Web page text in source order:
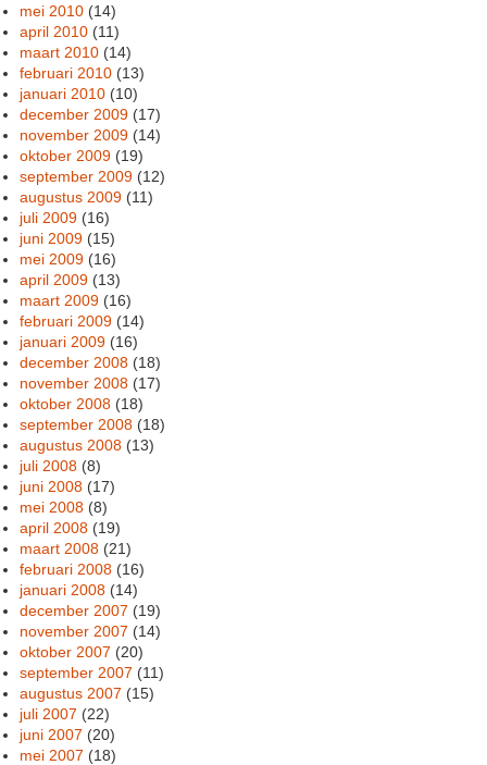
mei 2010 (14)
april 2010 (11)
maart 2010 (14)
februari 2010 (13)
januari 2010 (10)
december 2009 (17)
november 2009 (14)
oktober 2009 (19)
september 2009 (12)
augustus 2009 (11)
juli 2009 (16)
juni 2009 (15)
mei 2009 (16)
april 2009 (13)
maart 2009 (16)
februari 2009 (14)
januari 2009 (16)
december 2008 (18)
november 2008 (17)
oktober 2008 (18)
september 2008 (18)
augustus 2008 (13)
juli 2008 (8)
juni 2008 (17)
mei 2008 (8)
april 2008 (19)
maart 2008 (21)
februari 2008 (16)
januari 2008 (14)
december 2007 (19)
november 2007 (14)
oktober 2007 (20)
september 2007 (11)
augustus 2007 (15)
juli 2007 (22)
juni 2007 (20)
mei 2007 (18)